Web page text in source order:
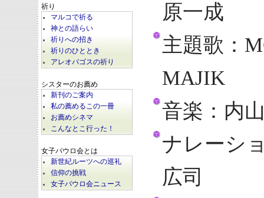
祈り
マルコで祈る
神との語らい
祈りへの招き
祈りのひととき
アレオパゴスの祈り
シスターのお薦め
新刊のご案内
私の薦めるこの一冊
お薦めシネマ
こんなとこ行った！
女子パウロ会とは
新世紀ルーツへの巡礼
信仰の挑戦
女子パウロ会ニュース
原一成
主題歌：
MAJIK
音楽：内
ナレーシ
広司